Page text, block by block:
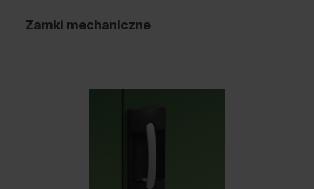
Zamki mechaniczne